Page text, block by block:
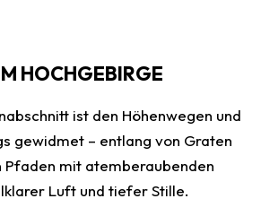
HOCHGEBIRGE
ist den Höhenwegen und
gewidmet – entlang von Graten
Pfaden mit atemberaubenden
Luft und tiefer Stille.